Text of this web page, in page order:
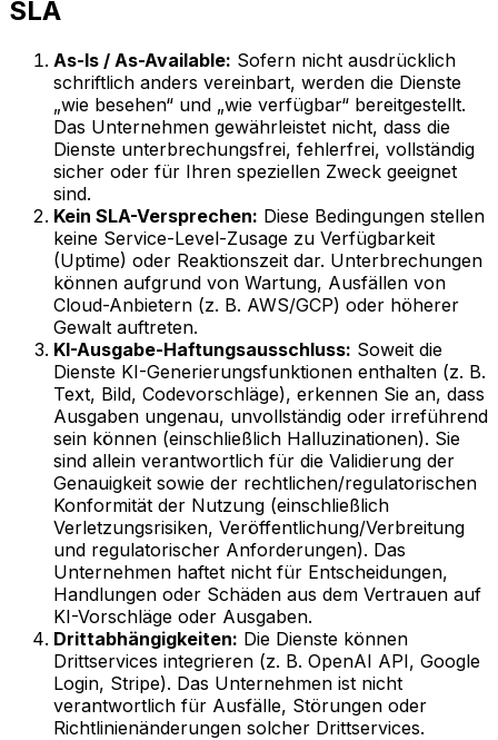
SLA
As-Is / As-Available: Sofern nicht ausdrücklich
schriftlich anders vereinbart, werden die Dienste
„wie besehen“ und „wie verfügbar“ bereitgestellt.
Das Unternehmen gewährleistet nicht, dass die
Dienste unterbrechungsfrei, fehlerfrei, vollständig
sicher oder für Ihren speziellen Zweck geeignet
sind.
Kein SLA-Versprechen: Diese Bedingungen stellen
keine Service-Level-Zusage zu Verfügbarkeit
(Uptime) oder Reaktionszeit dar. Unterbrechungen
können aufgrund von Wartung, Ausfällen von
Cloud-Anbietern (z. B. AWS/GCP) oder höherer
Gewalt auftreten.
KI-Ausgabe-Haftungsausschluss: Soweit die
Dienste KI-Generierungsfunktionen enthalten (z. B.
Text, Bild, Codevorschläge), erkennen Sie an, dass
Ausgaben ungenau, unvollständig oder irreführend
sein können (einschließlich Halluzinationen). Sie
sind allein verantwortlich für die Validierung der
Genauigkeit sowie der rechtlichen/regulatorischen
Konformität der Nutzung (einschließlich
Verletzungsrisiken, Veröffentlichung/Verbreitung
und regulatorischer Anforderungen). Das
Unternehmen haftet nicht für Entscheidungen,
Handlungen oder Schäden aus dem Vertrauen auf
KI-Vorschläge oder Ausgaben.
Drittabhängigkeiten: Die Dienste können
Drittservices integrieren (z. B. OpenAI API, Google
Login, Stripe). Das Unternehmen ist nicht
verantwortlich für Ausfälle, Störungen oder
Richtlinienänderungen solcher Drittservices.